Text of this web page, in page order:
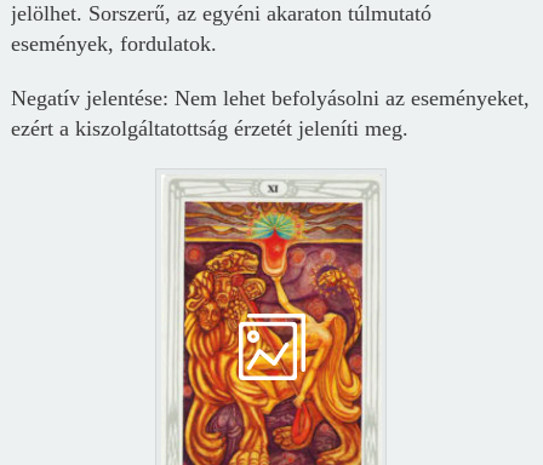
jelölhet. Sorszerű, az egyéni akaraton túlmutató
események, fordulatok.
Negatív jelentése: Nem lehet befolyásolni az eseményeket,
ezért a kiszolgáltatottság érzetét jeleníti meg.